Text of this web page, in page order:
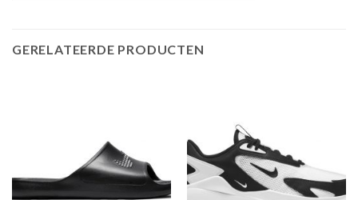
GERELATEERDE PRODUCTEN